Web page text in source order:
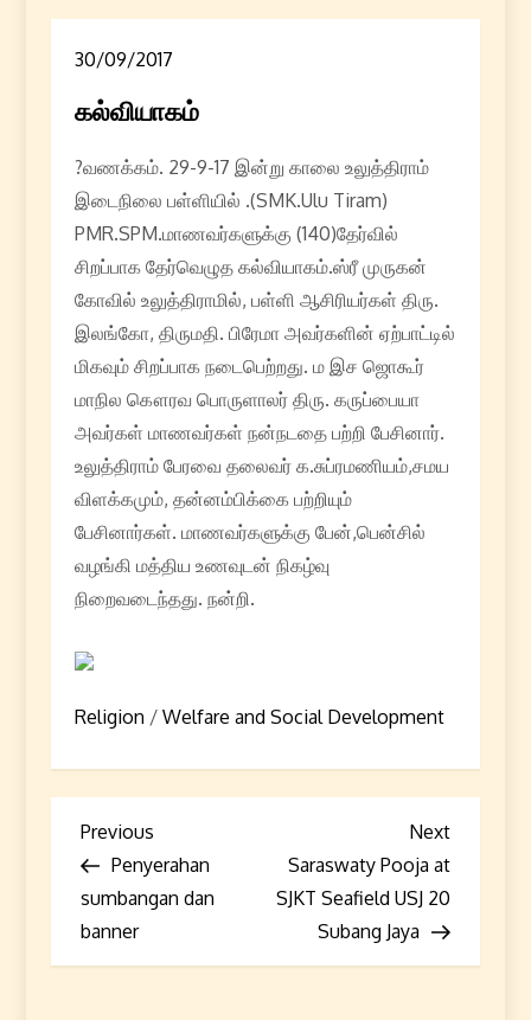
30/09/2017
கல்வியாகம்
?வணக்கம். 29-9-17 இன்று காலை உலுத்திராம்
இடைநிலை பள்ளியில் .(SMK.Ulu Tiram)
PMR.SPM.மாணவர்களுக்கு (140)தேர்வில்
சிறப்பாக தேர்வெழுத கல்வியாகம்.ஸ்ரீ முருகன்
கோவில் உலுத்திராமில், பள்ளி ஆசிரியர்கள் திரு.
இலங்கோ, திருமதி. பிரேமா அவர்களின் ஏற்பாட்டில்
மிகவும் சிறப்பாக நடைபெற்றது. ம இச ஜொகூர்
மாநில கௌரவ பொருளாலர் திரு. கருப்பையா
அவர்கள் மாணவர்கள் நன்நடதை பற்றி பேசினார்.
உலுத்திராம் பேரவை தலைவர் க.சுப்ரமணியம்,சமய
விளக்கமும், தன்னம்பிக்கை பற்றியும்
பேசினார்கள். மாணவர்களுக்கு பேன்,பென்சில்
வழங்கி மத்திய உணவுடன் நிகழ்வு
நிறைவடைந்தது. நன்றி.
Religion / Welfare and Social Development
P
o
s
Previous
Post
Previous
Penyerahan
sumbangan dan
banner
Next
Post
Next
Saraswaty Pooja at
SJKT Seafield USJ 20
Subang Jaya